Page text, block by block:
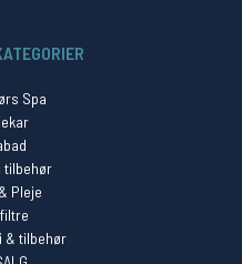
Spa
tilbehør
Pleje
& tilbehør